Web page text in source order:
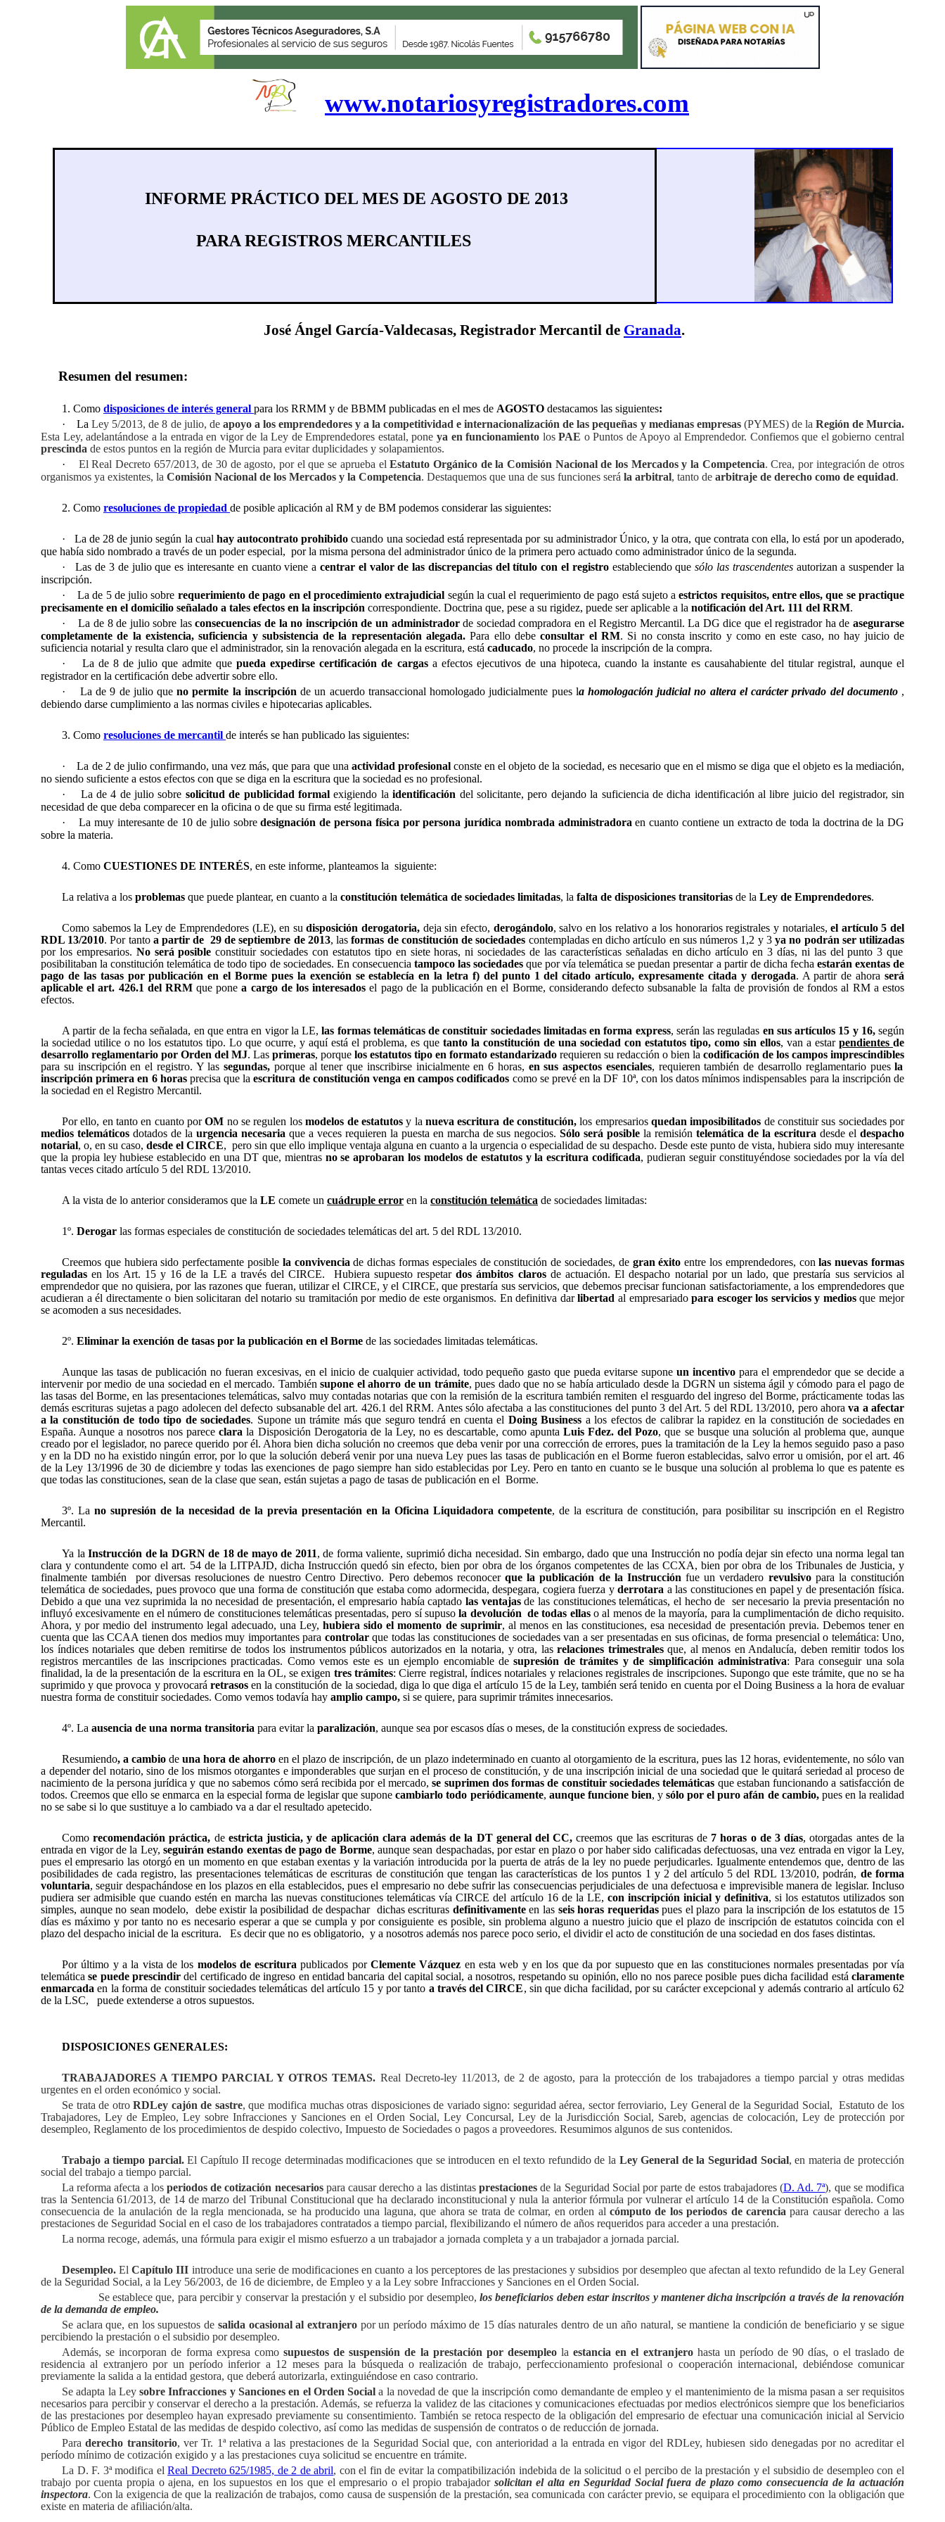
www.notariosyregistradores.com
INFORME PRÁCTICO DEL MES DE AGOSTO DE 2013
PARA REGISTROS MERCANTILES
José Ángel García-Valdecasas, Registrador Mercantil de Granada.
Resumen del resumen:
1. Como disposiciones de interés general para los RRMM y de BBMM publicadas en el mes de AGOSTO destacamos las siguientes:
·
La Ley 5/2013, de 8 de julio, de apoyo a los emprendedores y a la competitividad e internacionalización de las pequeñas y medianas empresas(PYMES) de la Región de Murcia.
Esta Ley, adelantándose a la entrada en vigor de la Ley de Emprendedores estatal, pone ya en funcionamiento losPAE o Puntos de Apoyo al Emprendedor. Confiemos que el gobierno central
prescinda de estos puntos en la región de Murcia para evitar duplicidades y solapamientos.
·
El Real Decreto 657/2013, de 30 de agosto, por el que se aprueba elEstatuto Orgánico de la Comisión Nacional de los Mercados y la Competencia. Crea, por integración de otros
organismos ya existentes, la Comisión Nacional de los Mercados y la Competencia. Destaquemos que una de sus funciones será la arbitral, tanto de arbitraje de derecho como de equidad.
2. Como resoluciones de propiedad de posible aplicación al RM y de BM podemos considerar las siguientes:
· La de 28 de junio según la cual hay autocontrato prohibido cuando una sociedad está representada por su administrador Único, y la otra, que contrata con ella, lo está por un apoderado,
que había sido nombrado a través de un poder especial, por la misma persona del administrador único de la primera pero actuado como administrador único de la segunda.
·
Las de 3 de julio que es interesante en cuanto viene a centrar el valor de las discrepancias del título con el registro estableciendo quesólo las trascendentesautorizan a suspender la
inscripción.
·
La de 5 de julio sobre requerimiento de pago en el procedimiento extrajudicial según la cual el requerimiento de pago está sujeto aestrictos requisitos, entre ellos, que se practique
precisamente en el domicilio señalado a tales efectos en la inscripción correspondiente. Doctrina que, pese a su rigidez, puede ser aplicable a la notificación del Art. 111 del RRM.
·
La de 8 de julio sobre lasconsecuencias de la no inscripción de un administradorde sociedad compradora en el Registro Mercantil. La DG dice que el registrador ha deasegurarse
completamente de la existencia, suficiencia y subsistencia de la representación alegada.Para ello debeconsultar el RM. Si no consta inscrito y como en este caso, no hay juicio de
suficiencia notarial y resulta claro que el administrador, sin la renovación alegada en la escritura, está caducado, no procede la inscripción de la compra.
·
La de 8 de julio que admite quepueda expedirse certificación de cargasa efectos ejecutivos de una hipoteca, cuando la instante es causahabiente del titular registral, aunque el
registrador en la certificación debe advertir sobre ello.
·
La de 9 de julio queno permite la inscripción de un acuerdo transaccional homologado judicialmente pues la homologación judicial no altera el carácter privado del documento ,
debiendo darse cumplimiento a las normas civiles e hipotecarias aplicables.
3. Como resoluciones de mercantil de interés se han publicado las siguientes:
· La de 2 de julio confirmando, una vez más, que para que una actividad profesionalconste en el objeto de la sociedad, es necesario que en el mismo se diga que el objeto es la mediación,
no siendo suficiente a estos efectos con que se diga en la escritura que la sociedad es no profesional.
·
La de 4 de julio sobre solicitud de publicidad formal exigiendo laidentificación del solicitante, pero dejando la suficiencia de dicha identificación al libre juicio del registrador, sin
necesidad de que deba comparecer en la oficina o de que su firma esté legitimada.
·
La muy interesante de 10 de julio sobredesignación de persona física por persona jurídica nombrada administradoraen cuanto contiene un extracto de toda la doctrina de la DG
sobre la materia.
4. Como CUESTIONES DE INTERÉS, en este informe, planteamos la siguiente:
La relativa a los problemas que puede plantear, en cuanto a la constitución telemática de sociedades limitadas, la falta de disposiciones transitorias de la Ley de Emprendedores.
Como sabemos la Ley de Emprendedores (LE), en sudisposición derogatoria, deja sin efecto, derogándolo, salvo en los relativo a los honorarios registrales y notariales,el artículo 5 del
RDL 13/2010. Por tanto a partir de 29 de septiembre de 2013, lasformas de constitución de sociedades contempladas en dicho artículo en sus números 1,2 y 3ya no podrán ser utilizadas
por los empresarios. No será posible constituir sociedades con estatutos tipo en siete horas, ni sociedades de las características señaladas en dicho artículo en 3 días, ni las del punto 3 que
posibilitaban la constitución telemática de todo tipo de sociedades. En consecuencia tampoco las sociedadesque por vía telemática se puedan presentar a partir de dicha fecha estarán exentas de
pago de las tasas por publicación en el Borme pues la exención se establecía en la letra f) del punto 1 del citado artículo, expresamente citada y derogada. A partir de ahora será
aplicable el art. 426.1 del RRMque ponea cargo de los interesados el pago de la publicación en el Borme, considerando defecto subsanable la falta de provisión de fondos al RM a estos
efectos.
A partir de la fecha señalada, en que entra en vigor la LE,las formas telemáticas de constituir sociedades limitadas en forma express, serán las reguladas en sus artículos 15 y 16,según
la sociedad utilice o no los estatutos tipo. Lo que ocurre, y aquí está el problema, es que tanto la constitución de una sociedad con estatutos tipo, como sin ellos, van a estar pendientes de
desarrollo reglamentario por Orden del MJ. Las primeras, porque los estatutos tipo en formato estandarizado requieren su redacción o bien la codificación de los campos imprescindibles
para su inscripción en el registro. Y lassegundas, porque al tener que inscribirse inicialmente en 6 horas, en sus aspectos esenciales, requieren también de desarrollo reglamentario puesla
inscripción primera en 6 horas precisa que laescritura de constitución venga en campos codificados como se prevé en la DF 10ª, con los datos mínimos indispensables para la inscripción de
la sociedad en el Registro Mercantil.
Por ello, en tanto en cuanto porOM no se regulen losmodelos de estatutosy la nueva escritura de constitución,los empresarios quedan imposibilitados de constituir sus sociedades por
medios telemáticosdotados de la urgencia necesaria que a veces requieren la puesta en marcha de sus negocios.Sólo será posible la remisióntelemática de la escritura desde eldespacho
notarial, o, en su caso, desde el CIRCE, pero sin que ello implique ventaja alguna en cuanto a la urgencia o especialidad de su despacho. Desde este punto de vista, hubiera sido muy interesante
que la propia ley hubiese establecido en una DT que, mientras no se aprobaran los modelos de estatutos y la escritura codificada, pudieran seguir constituyéndose sociedades por la vía del
tantas veces citado artículo 5 del RDL 13/2010.
A la vista de lo anterior consideramos que la LE comete un cuádruple error en la constitución telemática de sociedades limitadas:
1º. Derogar las formas especiales de constitución de sociedades telemáticas del art. 5 del RDL 13/2010.
Creemos que hubiera sido perfectamente posible la convivencia de dichas formas especiales de constitución de sociedades, de gran éxito entre los emprendedores, conlas nuevas formas
reguladas en los Art. 15 y 16 de la LE a través del CIRCE. Hubiera supuesto respetardos ámbitos clarosde actuación. El despacho notarial por un lado, que prestaría sus servicios al
emprendedor que no quisiera, por las razones que fueran, utilizar el CIRCE, y el CIRCE, que prestaría sus servicios, que debemos precisar funcionan satisfactoriamente, a los emprendedores que
acudieran a él directamente o bien solicitaran del notario su tramitación por medio de este organismos. En definitiva darlibertad al empresariadopara escoger los servicios y mediosque mejor
se acomoden a sus necesidades.
2º. Eliminar la exención de tasas por la publicación en el Borme de las sociedades limitadas telemáticas.
Aunque las tasas de publicación no fueran excesivas, en el inicio de cualquier actividad, todo pequeño gasto que pueda evitarse suponeun incentivo para el emprendedor que se decide a
intervenir por medio de una sociedad en el mercado. También supone el ahorro de un trámite, pues dado que no se había articulado desde la DGRN un sistema ágil y cómodo para el pago de
las tasas del Borme, en las presentaciones telemáticas, salvo muy contadas notarias que con la remisión de la escritura también remiten el resguardo del ingreso del Borme, prácticamente todas las
demás escrituras sujetas a pago adolecen del defecto subsanable del art. 426.1 del RRM. Antes sólo afectaba a las constituciones del punto 3 del Art. 5 del RDL 13/2010, pero ahorava a afectar
a la constitución de todo tipo de sociedades. Supone un trámite más que seguro tendrá en cuenta el  Doing Business a los efectos de calibrar la rapidez en la constitución de sociedades en
España. Aunque a nosotros nos parececlara la Disposición Derogatoria de la Ley, no es descartable, como apuntaLuis Fdez. del Pozo, que se busque una solución al problema que, aunque
creado por el legislador, no parece querido por él. Ahora bien dicha solución no creemos que deba venir por una corrección de errores, pues la tramitación de la Ley la hemos seguido paso a paso
y en la DD no ha existido ningún error, por lo que la solución deberá venir por una nueva Ley pues las tasas de publicación en el Borme fueron establecidas, salvo error u omisión, por el art. 46
de la Ley 13/1996 de 30 de diciembre y todas las exenciones de pago siempre han sido establecidas por Ley. Pero en tanto en cuanto se le busque una solución al problema lo que es patente es
que todas las constituciones, sean de la clase que sean, están sujetas a pago de tasas de publicación en el Borme.
3º. La no supresión de la necesidad de la previa presentación en la Oficina Liquidadora competente, de la escritura de constitución, para posibilitar su inscripción en el Registro
Mercantil.
Ya la Instrucción de la DGRN de 18 de mayo de 2011, de forma valiente, suprimió dicha necesidad. Sin embargo, dado que una Instrucción no podía dejar sin efecto una norma legal tan
clara y contundente como el art. 54 de la LITPAJD, dicha Instrucción quedó sin efecto, bien por obra de los órganos competentes de las CCXA, bien por obra de los Tribunales de Justicia, y
finalmente también
por diversas resoluciones de nuestro Centro Directivo. Pero debemos reconocerque la publicación de la Instrucción fue un verdadero revulsivopara la constitución
telemática de sociedades, pues provoco que una forma de constitución que estaba como adormecida, despegara, cogiera fuerza yderrotara a las constituciones en papel y de presentación física.
Debido a que una vez suprimida la no necesidad de presentación, el empresario había captado las ventajasde las constituciones telemáticas, el hecho de ser necesario la previa presentación no
influyó excesivamente en el número de constituciones telemáticas presentadas, pero sí supusola devolución de todas ellaso al menos de la mayoría, para la cumplimentación de dicho requisito.
Ahora, y por medio del instrumento legal adecuado, una Ley,hubiera sido el momento de suprimir, al menos en las constituciones, esa necesidad de presentación previa. Debemos tener en
cuenta que las CCAA tienen dos medios muy importantes para controlarque todas las constituciones de sociedades van a ser presentadas en sus oficinas, de forma presencial o telemática: Uno,
los índices notariales que deben remitirse de todos los instrumentos públicos autorizados en la notaria, y otra, las relaciones trimestralesque, al menos en Andalucía, deben remitir todos los
registros mercantiles de las inscripciones practicadas. Como vemos este es un ejemplo encomiable de supresión de trámites y de simplificación administrativa: Para conseguir una sola
finalidad, la de la presentación de la escritura en la OL, se exigen tres trámites: Cierre registral, índices notariales y relaciones registrales de inscripciones. Supongo que este trámite, que no se ha
suprimido y que provoca y provocará retrasos en la constitución de la sociedad, diga lo que diga el artículo 15 de la Ley, también será tenido en cuenta por el Doing Business a la hora de evaluar
nuestra forma de constituir sociedades. Como vemos todavía hay amplio campo, si se quiere, para suprimir trámites innecesarios.
4º. La ausencia de una norma transitoria para evitar la paralización, aunque sea por escasos días o meses, de la constitución express de sociedades.
Resumiendo, a cambio deuna hora de ahorro en el plazo de inscripción, de un plazo indeterminado en cuanto al otorgamiento de la escritura, pues las 12 horas, evidentemente, no sólo van
a depender del notario, sino de los mismos otorgantes e imponderables que surjan en el proceso de constitución, y de una inscripción inicial de una sociedad que le quitará seriedad al proceso de
nacimiento de la persona jurídica y que no sabemos cómo será recibida por el mercado,se suprimen dos formas de constituir sociedades telemáticas que estaban funcionando a satisfacción de
todos. Creemos que ello se enmarca en la especial forma de legislar que suponecambiarlo todo periódicamente, aunque funcione bien, ysólo por el puro afán de cambio,pues en la realidad
no se sabe si lo que sustituye a lo cambiado va a dar el resultado apetecido.
Comorecomendación práctica, de estricta justicia, y de aplicación clara además de la DT general del CC, creemos que las escrituras de 7 horas o de 3 días, otorgadas antes de la
entrada en vigor de la Ley, seguirán estando exentas de pago de Borme, aunque sean despachadas, por estar en plazo o por haber sido calificadas defectuosas, una vez entrada en vigor la Ley,
pues el empresario las otorgó en un momento en que estaban exentas y la variación introducida por la puerta de atrás de la ley no puede perjudicarles. Igualmente entendemos que, dentro de las
posibilidades de cada registro, las presentaciones telemáticas de escrituras de constitución que tengan las características de los puntos 1 y 2 del artículo 5 del RDL 13/2010, podrán, de forma
voluntaria, seguir despachándose en los plazos en ella establecidos, pues el empresario no debe sufrir las consecuencias perjudiciales de una defectuosa e imprevisible manera de legislar. Incluso
pudiera ser admisible que cuando estén en marcha las nuevas constituciones telemáticas vía CIRCE del artículo 16 de la LE, con inscripción inicial y definitiva, si los estatutos utilizados son
simples, aunque no sean modelo,
debe existir la posibilidad de despachar dichas escrituras definitivamenteen las seis horas requeridaspues el plazo para la inscripción de los estatutos de 15
días es máximo y por tanto no es necesario esperar a que se cumpla y por consiguiente es posible, sin problema alguno a nuestro juicio que el plazo de inscripción de estatutos coincida con el
plazo del despacho inicial de la escritura.
Es decir que no es obligatorio, y a nosotros además nos parece poco serio, el dividir el acto de constitución de una sociedad en dos fases distintas.
Por último y a la vista de los modelos de escritura publicados porClemente Vázquez en esta web y en los que da por supuesto que en las constituciones normales presentadas por vía
telemáticase puede prescindirdel certificado de ingreso en entidad bancaria del capital social, a nosotros, respetando su opinión, ello no nos parece posible pues dicha facilidad estáclaramente
enmarcada en la forma de constituir sociedades telemáticas del artículo 15 y por tanto a través del CIRCE, sin que dicha facilidad, por su carácter excepcional y además contrario al artículo 62
de la LSC,
puede extenderse a otros supuestos.
DISPOSICIONES GENERALES:
TRABAJADORES A TIEMPO PARCIAL Y OTROS TEMAS. Real Decreto-ley 11/2013, de 2 de agosto, para la protección de los trabajadores a tiempo parcial y otras medidas
urgentes en el orden económico y social.
Se trata de otroRDLey cajón de sastre, que modifica muchas otras disposiciones de variado signo: seguridad aérea, sector ferroviario, Ley General de la Seguridad Social, Estatuto de los
Trabajadores, Ley de Empleo, Ley sobre Infracciones y Sanciones en el Orden Social, Ley Concursal, Ley de la Jurisdicción Social, Sareb, agencias de colocación, Ley de protección por
desempleo, Reglamento de los procedimientos de despido colectivo, Impuesto de Sociedades o pagos a proveedores. Resumimos algunos de sus contenidos.
Trabajo a tiempo parcial.El Capítulo II recoge determinadas modificaciones que se introducen en el texto refundido de la Ley General de la Seguridad Social, en materia de protección
social del trabajo a tiempo parcial.
La reforma afecta a los periodos de cotización necesariospara causar derecho a las distintasprestaciones de la Seguridad Social por parte de estos trabajadores (D. Ad. 7ª), que se modifica
tras la Sentencia 61/2013, de 14 de marzo del Tribunal Constitucional que ha declarado inconstitucional y nula la anterior fórmula por vulnerar el artículo 14 de la Constitución española. Como
consecuencia de la anulación de la regla mencionada, se ha producido una laguna, que ahora se trata de colmar, en orden al cómputo de los periodos de carencia para causar derecho a las
prestaciones de Seguridad Social en el caso de los trabajadores contratados a tiempo parcial, flexibilizando el número de años requeridos para acceder a una prestación.
La norma recoge, además, una fórmula para exigir el mismo esfuerzo a un trabajador a jornada completa y a un trabajador a jornada parcial.
Desempleo.ElCapítulo III introduce una serie de modificaciones en cuanto a los perceptores de las prestaciones y subsidios por desempleo que afectan altexto refundido de la Ley General
de la Seguridad Social, a la Ley 56/2003, de 16 de diciembre, de Empleo y a la Ley sobre Infracciones y Sanciones en el Orden Social.
Se establece que, para percibir y conservar la prestación y el subsidio por desempleo,los beneficiarios deben estar inscritos y mantener dicha inscripción a través de la renovación
de la demanda de empleo.
Se aclara que, en los supuestos de salida ocasional al extranjeropor un período máximo de 15 días naturales dentro de un año natural, se mantiene la condición de beneficiario y se sigue
percibiendo la prestación o el subsidio por desempleo.
Además, se incorporan de forma expresa como supuestos de suspensión de la prestación por desempleolaestancia en el extranjerohasta un período de 90 días, o el traslado de
residencia al extranjero por un período inferior a 12 meses para la búsqueda o realización de trabajo, perfeccionamiento profesional o cooperación internacional, debiéndose comunicar
previamente la salida a la entidad gestora, que deberá autorizarla, extinguiéndose en caso contrario.
Se adapta la Leysobre Infracciones y Sanciones en el Orden Social a la novedad de que la inscripción como demandante de empleo y el mantenimiento de la misma pasan a ser requisitos
necesarios para percibir y conservar el derecho a la prestación. Además, se refuerza la validez de las citaciones y comunicaciones efectuadas por medios electrónicos siempre que los beneficiarios
de las prestaciones por desempleo hayan expresado previamente su consentimiento. También se retoca respecto de la obligación del empresario de efectuar una comunicación inicial al Servicio
Público de Empleo Estatal de las medidas de despido colectivo, así como las medidas de suspensión de contratos o de reducción de jornada.
Paraderecho transitorio, ver Tr. 1ª relativa a las prestaciones de la Seguridad Social que, con anterioridad a la entrada en vigor del RDLey, hubiesen sido denegadas por no acreditar el
período mínimo de cotización exigido y a las prestaciones cuya solicitud se encuentre en trámite.
La D. F. 3ª modifica elReal Decreto 625/1985, de 2 de abril, con el fin de evitar la compatibilización indebida de la solicitud o el percibo de la prestación y el subsidio de desempleo con el
trabajo por cuenta propia o ajena, en los supuestos en los que el empresario o el propio trabajador solicitan el alta en Seguridad Social fuera de plazo como consecuencia de la actuación
inspectora. Con la exigencia de que la realización de trabajos, como causa de suspensión de la prestación, sea comunicada con carácter previo, se equipara el procedimiento con la obligación que
existe en materia de afiliación/alta.